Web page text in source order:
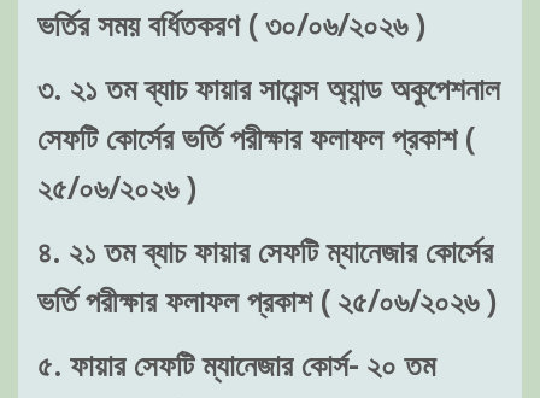
ভর্তির সময় বর্ধিতকরণ ( ৩০/০৬/২০২৬ )
৩. ২১ তম ব্যাচ ফায়ার সায়েন্স অ্যান্ড অকুপেশনাল
সেফটি কোর্সের ভর্তি পরীক্ষার ফলাফল প্রকাশ (
২৫/০৬/২০২৬ )
৪. ২১ তম ব্যাচ ফায়ার সেফটি ম্যানেজার কোর্সের
ভর্তি পরীক্ষার ফলাফল প্রকাশ ( ২৫/০৬/২০২৬ )
৫. ফায়ার সেফটি ম্যানেজার কোর্স- ২০ তম